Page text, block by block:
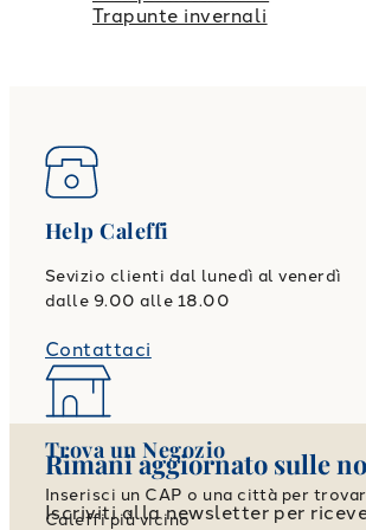
Trapunte invernali
Help Caleffi
Sevizio clienti dal lunedì al venerdì
dalle 9.00 alle 18.00
Contattaci
Trova un Negozio
Inserisci un CAP o una città per
Caleffi più vicino
Rimani aggiornato sulle
Iscriviti alla newsletter per